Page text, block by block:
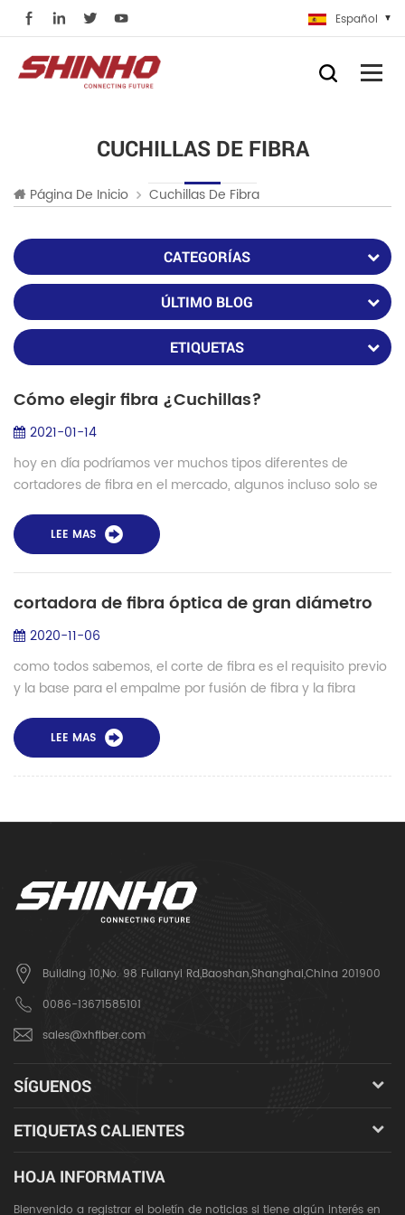
Español
CUCHILLAS DE FIBRA
Página De Inicio Cuchillas De Fibra
CATEGORÍAS
ÚLTIMO BLOG
ETIQUETAS
Cómo elegir fibra ¿Cuchillas?
2021-01-14
hoy en día podríamos ver muchos tipos diferentes de
cortadores de fibra en el mercado, algunos incluso solo se
de fibras? ¿La cortadora de fi...
LEE MAS
cortadora de fibra óptica de gran diámetro
2020-11-06
como todos sabemos, el corte de fibra es el requisito previo
y la base para el empalme por fusión de fibra y la fibra
convencionales se pueden...
LEE MAS
Building 10,No. 98 Fulianyi Rd,Baoshan,Shanghai,China 201900
0086-13671585101
sales@xhfiber.com
SÍGUENOS
ETIQUETAS CALIENTES
HOJA INFORMATIVA
Bienvenido a registrar el boletín de noticias si tiene algún interés en